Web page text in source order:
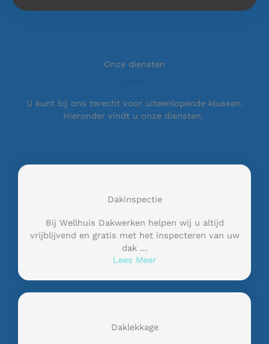
Onze diensten
U kunt bij ons terecht voor uiteenlopende klussen.
Hieronder vindt u onze diensten.
Dakinspectie
Bij Wellhuis Dakwerken helpen wij u altijd
vrijblijvend en gratis met het inspecteren van uw
dak …
Lees Meer
Daklekkage